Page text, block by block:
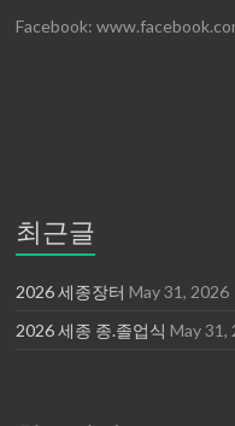
Facebook:
최근글
2026 세종장터 May 31, 2026
2026 세종 종.졸업식 May 31,